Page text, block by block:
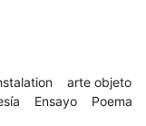
arte objeto
Ensayo Poema